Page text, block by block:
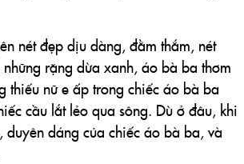
nét đẹp dịu dàng, đằm thắm, nét
rặng dừa xanh, áo bà ba thơm
nữ e ấp trong chiếc áo bà ba
cầu lắt lẻo qua sông. Dù ở đâu, khi
dáng của chiếc áo bà ba, và